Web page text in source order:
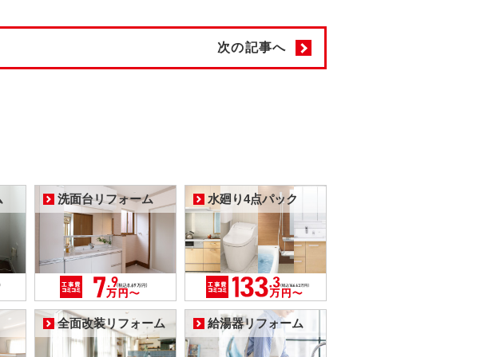
次の記事へ
洗面台リフォーム 水廻り4点パック
全面改装リフォーム 給湯器リフォーム